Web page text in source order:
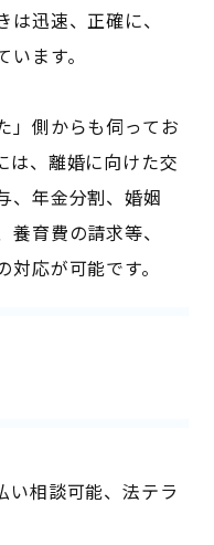
迅速、正確に、
ます。
」側からも伺ってお
は、離婚に向けた交
、年金分割、婚姻
育費の請求等、
応が可能です。
い相談可能、法テラ